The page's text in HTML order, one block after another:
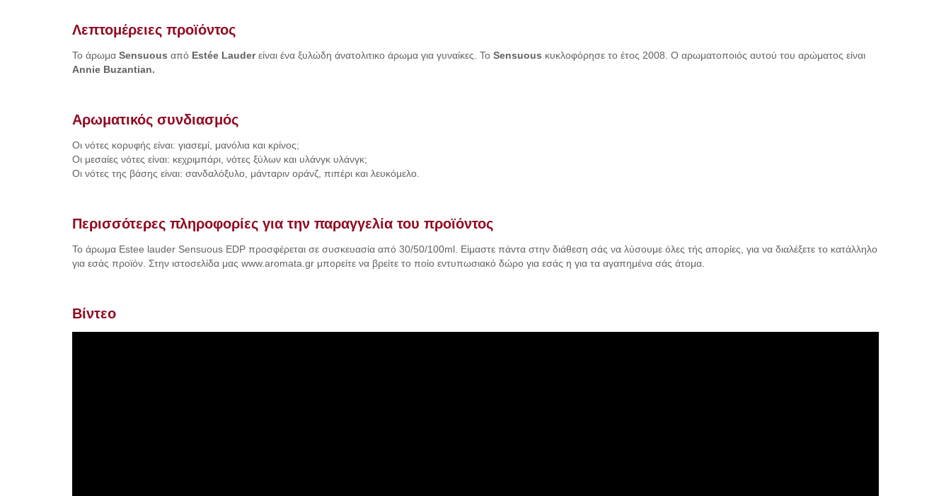
Λεπτομέρειες προϊόντος
Το άρωμα Sensuous από Estée Lauderείναι ένα ξυλώδη άνατολιτικο άρωμα για γυναίκες. Το Sensuous κυκλοφόρησε το έτος 2008. Ο αρωματοποιός αυτού του αρώματος είναι
Annie Buzantian.
Αρωματικός συνδιασμός
Οι νότες κορυφής είναι: γιασεμί, μανόλια και κρίνος;
Oι μεσαίες νότες είναι: κεχριμπάρι, νότες ξύλων και υλάνγκ υλάνγκ;
Oι νότες της βάσης είναι: σανδαλόξυλο, μάνταριν οράνζ, πιπέρι και λευκόμελο.
Περισσότερες πληροφορίες για την παραγγελία του προϊόντος
Το άρωμα Estee lauder Sensuous EDP προσφέρεται σε συσκευασία από 30/50/100ml. Είμαστε πάντα στην διάθεση σάς να λύσουμε όλες τής απορίες, για να διαλέξετε το κατάλληλο
για εσάς προϊόν. Στην ιστοσελίδα μας www.aromata.gr μπορείτε να βρείτε το ποίο εντυπωσιακό δώρο για εσάς η για τα αγαπημένα σάς άτομα.
Βίντεο